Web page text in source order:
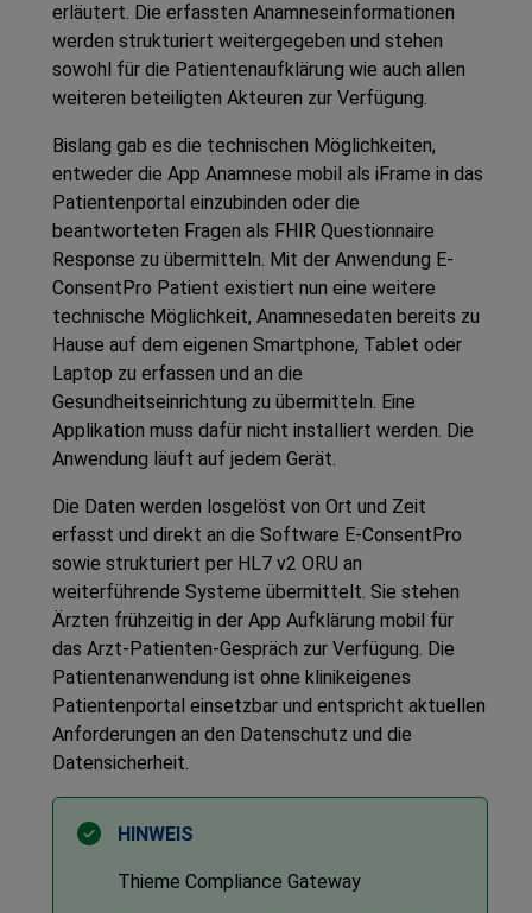
erläutert. Die erfassten Anamneseinformationen
werden strukturiert weitergegeben und stehen
sowohl für die Patientenaufklärung wie auch allen
weiteren beteiligten Akteuren zur Verfügung.
Bislang gab es die technischen Möglichkeiten,
entweder die AppAnamnese mobil als iFrame in das
Patientenportal einzubinden oder die
beantworteten Fragen als FHIR Questionnaire
Response zu übermitteln. Mit der Anwendung E-
ConsentPro Patient existiert nun eine weitere
technische Möglichkeit, Anamnesedaten bereits zu
Hause auf dem eigenen Smartphone, Tablet oder
Laptop zu erfassen und an die
Gesundheitseinrichtung zu übermitteln. Eine
Applikation muss dafür nicht installiert werden. Die
Anwendung läuft auf jedem Gerät.
Die Daten werden losgelöst von Ort und Zeit
erfasst und direkt an die Software E-ConsentPro
sowie strukturiert per HL7 v2 ORU an
weiterführende Systeme übermittelt. Sie stehen
Ärzten frühzeitig in der AppAufklärung mobil für
das Arzt-Patienten-Gespräch zur Verfügung. Die
Patientenanwendung ist ohne klinikeigenes
Patientenportal einsetzbar und entspricht aktuellen
Anforderungen an den Datenschutz und die
Datensicherheit.
Thieme Compliance Gateway